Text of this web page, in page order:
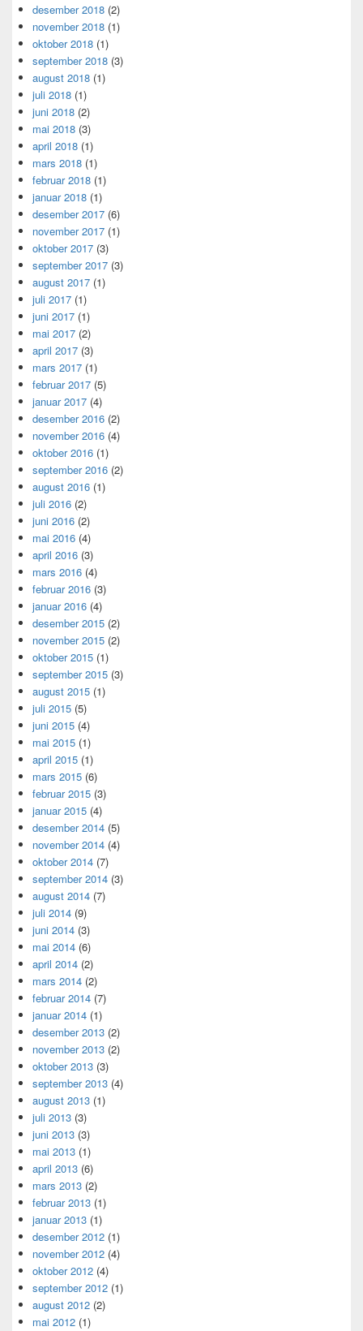
desember 2018 (2)
november 2018 (1)
oktober 2018 (1)
september 2018 (3)
august 2018 (1)
juli 2018 (1)
juni 2018 (2)
mai 2018 (3)
april 2018 (1)
mars 2018 (1)
februar 2018 (1)
januar 2018 (1)
desember 2017 (6)
november 2017 (1)
oktober 2017 (3)
september 2017 (3)
august 2017 (1)
juli 2017 (1)
juni 2017 (1)
mai 2017 (2)
april 2017 (3)
mars 2017 (1)
februar 2017 (5)
januar 2017 (4)
desember 2016 (2)
november 2016 (4)
oktober 2016 (1)
september 2016 (2)
august 2016 (1)
juli 2016 (2)
juni 2016 (2)
mai 2016 (4)
april 2016 (3)
mars 2016 (4)
februar 2016 (3)
januar 2016 (4)
desember 2015 (2)
november 2015 (2)
oktober 2015 (1)
september 2015 (3)
august 2015 (1)
juli 2015 (5)
juni 2015 (4)
mai 2015 (1)
april 2015 (1)
mars 2015 (6)
februar 2015 (3)
januar 2015 (4)
desember 2014 (5)
november 2014 (4)
oktober 2014 (7)
september 2014 (3)
august 2014 (7)
juli 2014 (9)
juni 2014 (3)
mai 2014 (6)
april 2014 (2)
mars 2014 (2)
februar 2014 (7)
januar 2014 (1)
desember 2013 (2)
november 2013 (2)
oktober 2013 (3)
september 2013 (4)
august 2013 (1)
juli 2013 (3)
juni 2013 (3)
mai 2013 (1)
april 2013 (6)
mars 2013 (2)
februar 2013 (1)
januar 2013 (1)
desember 2012 (1)
november 2012 (4)
oktober 2012 (4)
september 2012 (1)
august 2012 (2)
mai 2012 (1)